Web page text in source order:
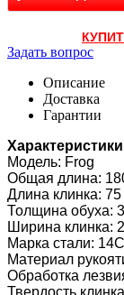
Задать вопрос
Описание
Доставка
Гарантии
Модель: Frog
Общая длина:
Длина клинка:
Толщина обуха:
Ширина клинка:
Марка стали:
Материал
Обработка
Твердость